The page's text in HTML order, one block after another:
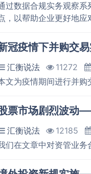
过数据合规实务观察
，以帮助企业更好地应
冠疫情下并购交
汇衡说法 11272
文为疫情期间进行并购
票市场剧烈波动
汇衡说法 12185
们在文章中对资管业务